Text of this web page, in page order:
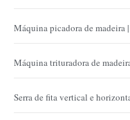
Máquina picadora de madeira
Máquina trituradora de
Serra de fita vertical e